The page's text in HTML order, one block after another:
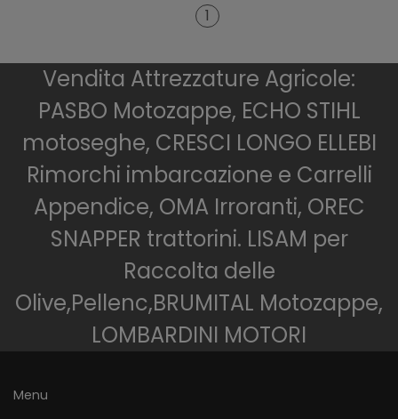
1
Vendita Attrezzature Agricole:
PASBO Motozappe, ECHO STIHL
motoseghe, CRESCI LONGO ELLEBI
Rimorchi imbarcazione e Carrelli
Appendice, OMA Irroranti, OREC
SNAPPER trattorini. LISAM per
Raccolta delle
Olive,Pellenc,BRUMITAL Motozappe,
LOMBARDINI MOTORI
Menu